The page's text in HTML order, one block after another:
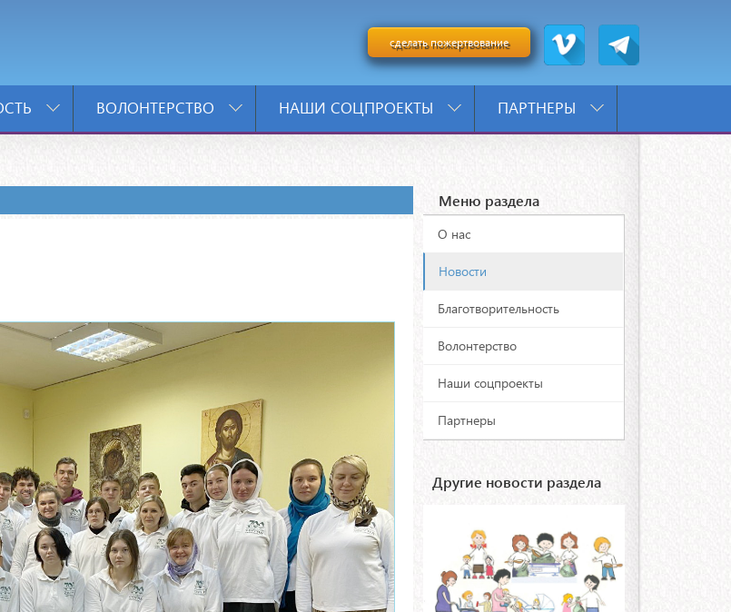
сделать пожертвование
ВОЛОНТЕРСТВО НАШИ СОЦПРОЕКТЫ ПАРТНЕРЫ
Меню раздела
О нас
Новости
Благотворительность
Волонтерство
Наши соцпроекты
Партнеры
Другие новости раздела